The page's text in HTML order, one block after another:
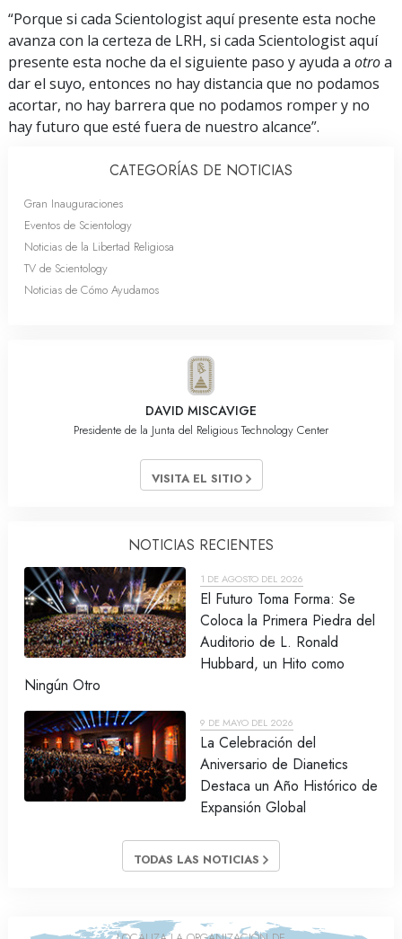
“Porque si cada Scientologist aquí presente esta noche
avanza con la certeza de LRH, si cada Scientologist aquí
presente esta noche da el siguiente paso y ayuda a otroa
dar el suyo, entonces no hay distancia que no podamos
acortar, no hay barrera que no podamos romper y no
hay futuro que esté fuera de nuestro alcance”.
CATEGORÍAS DE NOTICIAS
Gran Inauguraciones
Eventos de Scientology
Noticias de la Libertad Religiosa
TV de Scientology
Noticias de Cómo Ayudamos
DAVID MISCAVIGE
Presidente de la Junta del Religious Technology Center
VISITA EL SITIO
NOTICIAS RECIENTES
1 DE AGOSTO DEL 2026
El Futuro Toma Forma: Se
Coloca la Primera Piedra del
Auditorio de L. Ronald
Hubbard, un Hito como
Ningún Otro
9 DE MAYO DEL 2026
La Celebración del
Aniversario de Dianetics
Destaca un Año Histórico de
Expansión Global
TODAS LAS NOTICIAS